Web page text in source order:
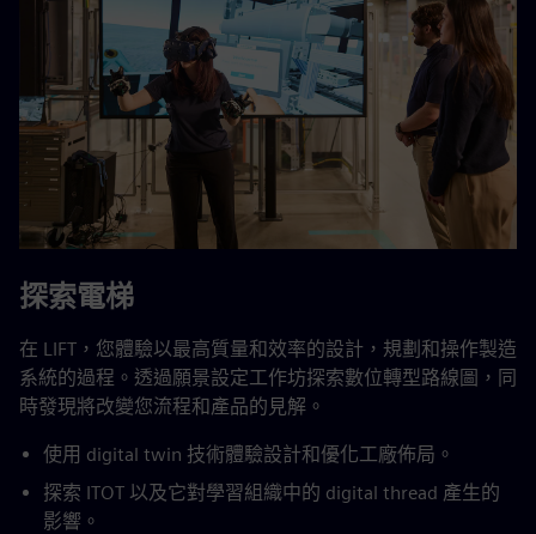
探索電梯
在 LIFT，您體驗以最高質量和效率的設計，規劃和操作製造
系統的過程。透過願景設定工作坊探索數位轉型路線圖，同
時發現將改變您流程和產品的見解。
使用 digital twin 技術體驗設計和優化工廠佈局。
探索 ITOT 以及它對學習組織中的 digital thread 產生的
影響。